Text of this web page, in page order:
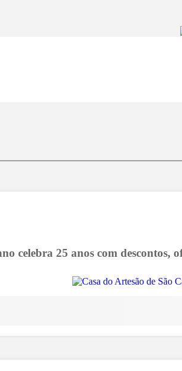
celebra 25 anos com descontos,